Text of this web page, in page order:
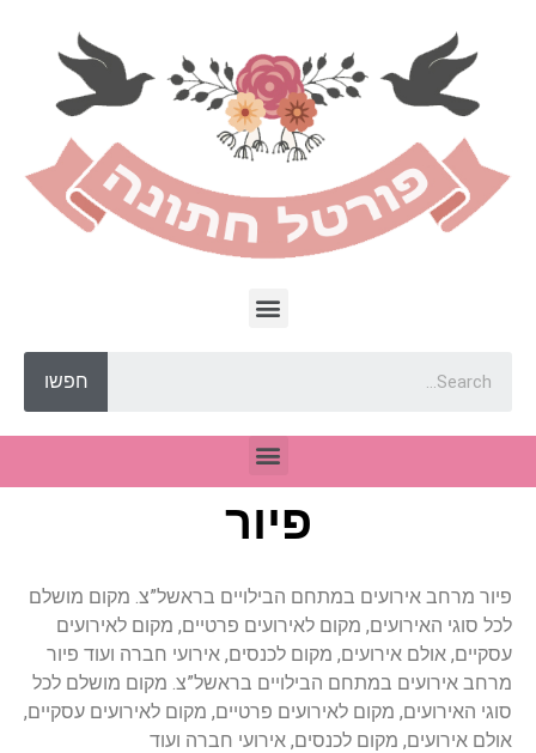
חפשו
פיור
פיור מרחב אירועים במתחם הבילויים בראשל”צ. מקום מושלם
לכל סוגי האירועים, מקום לאירועים פרטיים, מקום לאירועים
עסקיים, אולם אירועים, מקום לכנסים, אירועי חברה ועוד פיור
מרחב אירועים במתחם הבילויים בראשל”צ. מקום מושלם לכל
סוגי האירועים, מקום לאירועים פרטיים, מקום לאירועים עסקיים,
אולם אירועים, מקום לכנסים, אירועי חברה ועוד